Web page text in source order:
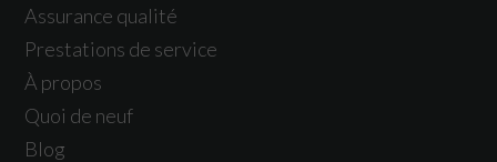
Assurance qualité
Prestations de service
À propos
Quoi de neuf
Blog